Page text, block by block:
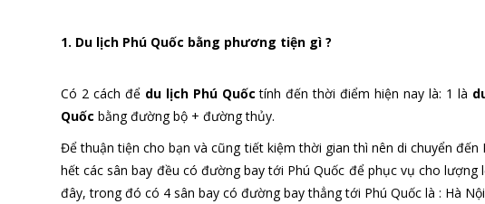
1. Du lịch Phú Quốc bằng phương tiện gì ?
Có 2 cách để du lịch Phú Quốc tính đến thời điểm hiện nay là: 1 là
Quốc bằng đường bộ + đường thủy.
Để thuận tiện cho bạn và cũng tiết kiệm thời gian thì nên di chuyển
hết các sân bay đều có đường bay tới Phú Quốc để phục vụ cho lượng
đây, trong đó có 4 sân bay có đường bay thẳng tới Phú Quốc là : Hà